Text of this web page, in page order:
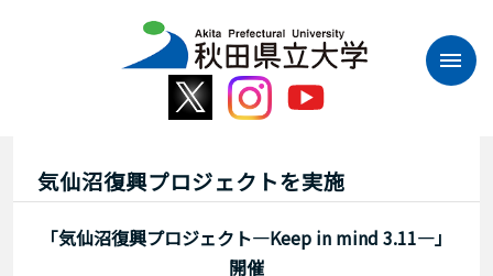
気仙沼復興プロジェクトを実施
「気仙沼復興プロジェクト―Keep in mind 3.11―」
開催